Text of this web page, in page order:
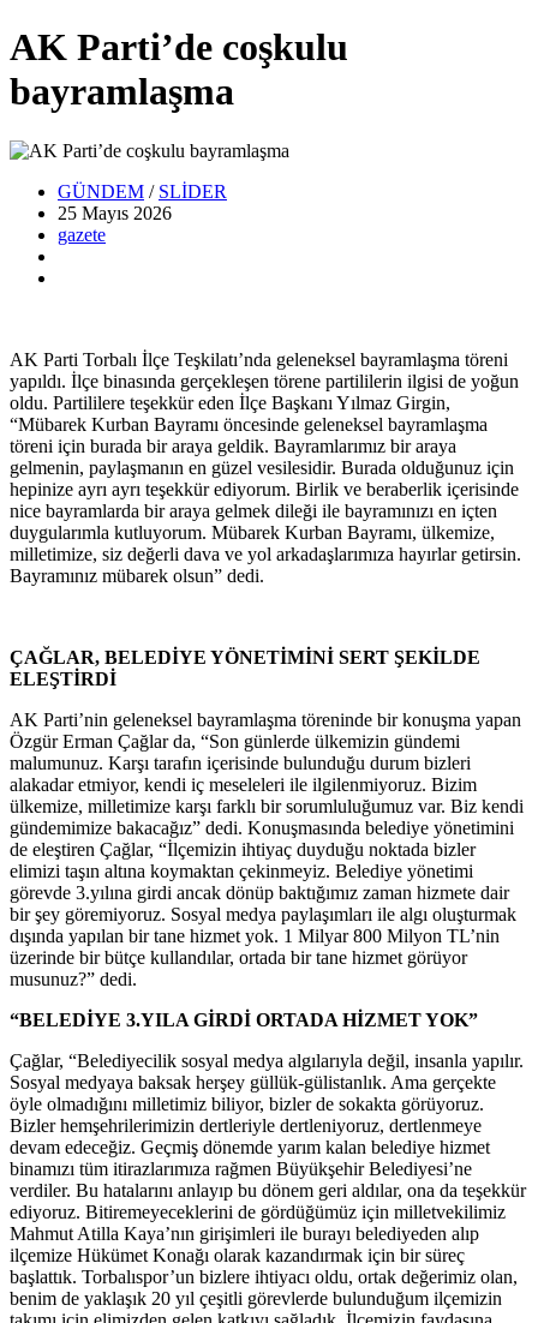
AK Parti’de coşkulu
bayramlaşma
GÜNDEM / SLİDER
25 Mayıs 2026
gazete
AK Parti Torbalı İlçe Teşkilatı’nda geleneksel bayramlaşma töreni
yapıldı. İlçe binasında gerçekleşen törene partililerin ilgisi de yoğun
oldu. Partililere teşekkür eden İlçe Başkanı Yılmaz Girgin,
“Mübarek Kurban Bayramı öncesinde geleneksel bayramlaşma
töreni için burada bir araya geldik. Bayramlarımız bir araya
gelmenin, paylaşmanın en güzel vesilesidir. Burada olduğunuz için
hepinize ayrı ayrı teşekkür ediyorum. Birlik ve beraberlik içerisinde
nice bayramlarda bir araya gelmek dileği ile bayramınızı en içten
duygularımla kutluyorum. Mübarek Kurban Bayramı, ülkemize,
milletimize, siz değerli dava ve yol arkadaşlarımıza hayırlar getirsin.
Bayramınız mübarek olsun” dedi.
ÇAĞLAR, BELEDİYE YÖNETİMİNİ SERT ŞEKİLDE
ELEŞTİRDİ
AK Parti’nin geleneksel bayramlaşma töreninde bir konuşma yapan
Özgür Erman Çağlar da, “Son günlerde ülkemizin gündemi
malumunuz. Karşı tarafın içerisinde bulunduğu durum bizleri
alakadar etmiyor, kendi iç meseleleri ile ilgilenmiyoruz. Bizim
ülkemize, milletimize karşı farklı bir sorumluluğumuz var. Biz kendi
gündemimize bakacağız” dedi. Konuşmasında belediye yönetimini
de eleştiren Çağlar, “İlçemizin ihtiyaç duyduğu noktada bizler
elimizi taşın altına koymaktan çekinmeyiz. Belediye yönetimi
görevde 3.yılına girdi ancak dönüp baktığımız zaman hizmete dair
bir şey göremiyoruz. Sosyal medya paylaşımları ile algı oluşturmak
dışında yapılan bir tane hizmet yok. 1 Milyar 800 Milyon TL’nin
üzerinde bir bütçe kullandılar, ortada bir tane hizmet görüyor
musunuz?” dedi.
“BELEDİYE 3.YILA GİRDİ ORTADA HİZMET YOK”
Çağlar, “Belediyecilik sosyal medya algılarıyla değil, insanla yapılır.
Sosyal medyaya baksak herşey güllük-gülistanlık. Ama gerçekte
öyle olmadığını milletimiz biliyor, bizler de sokakta görüyoruz.
Bizler hemşehrilerimizin dertleriyle dertleniyoruz, dertlenmeye
devam edeceğiz. Geçmiş dönemde yarım kalan belediye hizmet
binamızı tüm itirazlarımıza rağmen Büyükşehir Belediyesi’ne
verdiler. Bu hatalarını anlayıp bu dönem geri aldılar, ona da teşekkür
ediyoruz. Bitiremeyeceklerini de gördüğümüz için milletvekilimiz
Mahmut Atilla Kaya’nın girişimleri ile burayı belediyeden alıp
ilçemize Hükümet Konağı olarak kazandırmak için bir süreç
başlattık. Torbalıspor’un bizlere ihtiyacı oldu, ortak değerimiz olan,
benim de yaklaşık 20 yıl çeşitli görevlerde bulunduğum ilçemizin